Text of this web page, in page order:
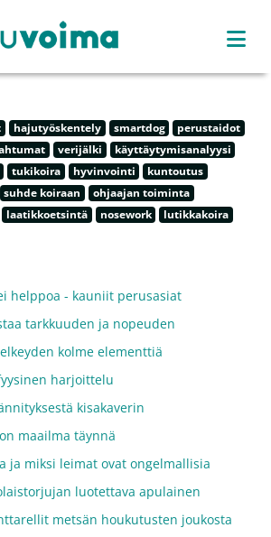
hajutyöskentely smartdog
perustaidot
verijälki
käyttäytymisanalyysi
tukikoira hyvinvointi
kuntoutus
suhde koiraan
ohjaajan toiminta
laatikkoetsintä nosework
lutikkakoira
helppoa - kauniit perusasiat
tarkkuuden ja nopeuden
kolme elementtiä
harjoittelu
kisakaverin
maailma täynnä
ja miksi leimat ovat ongelmallisia
luotettava apulainen
metsän houkutusten joukosta